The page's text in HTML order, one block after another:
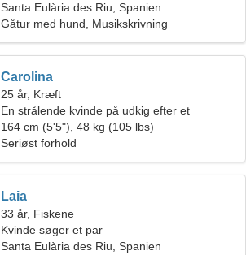
Santa Eulària des Riu, Spanien
Gåtur med hund, Musikskrivning
Carolina
25 år, Kræft
En strålende kvinde på udkig efter et
lidenskabeligt forhold
164 cm (5'5"), 48 kg (105 lbs)
Seriøst forhold
Laia
33 år, Fiskene
Kvinde søger et par
Santa Eulària des Riu, Spanien